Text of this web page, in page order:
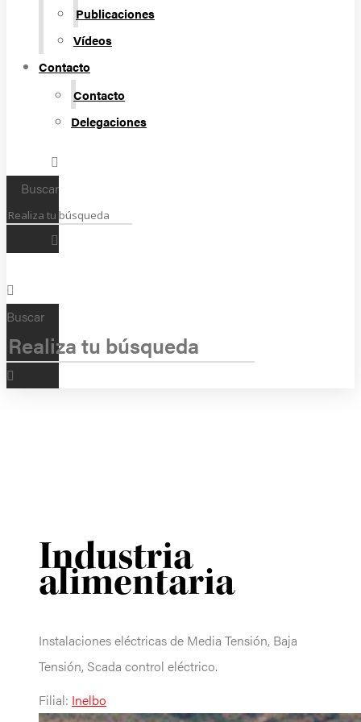
Publicaciones
Vídeos
Contacto
Contacto
Delegaciones
Buscar
Buscar
Industria
alimentaria
Instalaciones eléctricas de Media Tensión, Baja
Tensión, Scada control eléctrico.
Filial: Inelbo